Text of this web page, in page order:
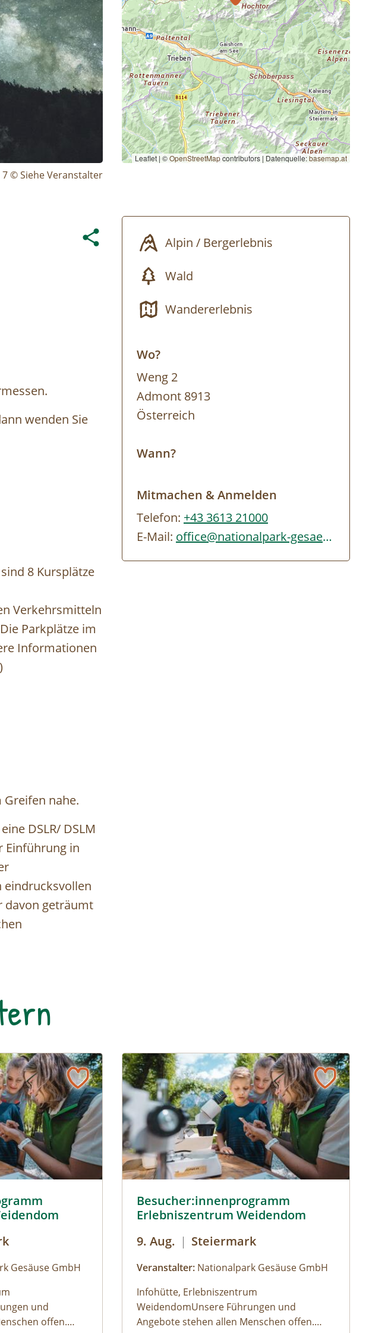
© Siehe Veranstalter
Leaflet | ©OpenStreetMapcontributors | Datenquelle:basemap.at
wenden Sie
8 Kursplätze
Verkehrsmitteln
Parkplätze im
Informationen
nahe.
DSLR/ DSLM
Einführung in
eindrucksvollen
davon geträumt
Alpin / Bergerlebnis
Wald
Wandererlebnis
Wo?
Weng 2
Admont 8913
Österreich
Wann?
Mitmachen & Anmelden
Telefon: +43 3613 21000
E-Mail:
office@nationalpark-gesaeuse.at
Gesäuse GmbH
und
offen.
Besucher:innenprogramm
Erlebniszentrum Weidendom
9. Aug. | Steiermark
Veranstalter: Nationalpark Gesäuse GmbH
Infohütte, Erlebniszentrum
WeidendomUnsere Führungen und
Angebote stehen allen Menschen offen.